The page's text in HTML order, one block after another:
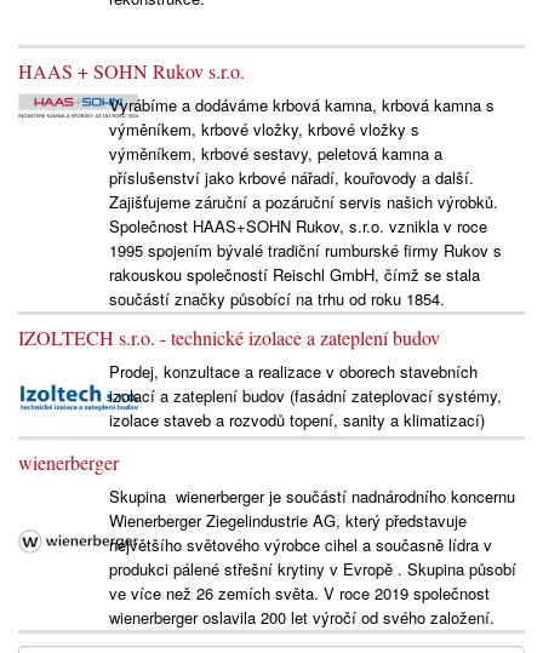
HAAS + SOHN Rukov s.r.o.
Vyrábíme a dodáváme krbová kamna, krbová kamna s
výměníkem, krbové vložky, krbové vložky s
výměníkem, krbové sestavy, peletová kamna a
příslušenství jako krbové nářadí, kouřovody a další.
Zajišťujeme záruční a pozáruční servis našich výrobků.
Společnost HAAS+SOHN Rukov, s.r.o. vznikla v roce
1995 spojením bývalé tradiční rumburské firmy Rukov s
rakouskou společností Reischl GmbH, čímž se stala
součástí značky působící na trhu od roku 1854.
IZOLTECH s.r.o. - technické izolace a zateplení budov
Prodej, konzultace a realizace v oborech stavebních
izolací a zateplení budov (fasádní zateplovací systémy,
izolace staveb a rozvodů topení, sanity a klimatizací)
wienerberger
Skupina wienerberger je součástí nadnárodního koncernu
Wienerberger Ziegelindustrie AG, který představuje
největšího světového výrobce cihel a současně lídra v
produkci pálené střešní krytiny v Evropě . Skupina působí
ve více než 26 zemích světa. V roce 2019 společnost
wienerberger oslavila 200 let výročí od svého založení.